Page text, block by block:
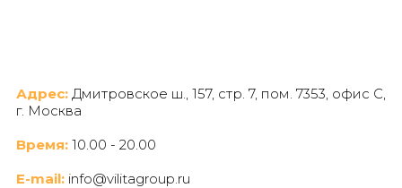
Адрес: Дмитровское ш., 157, стр. 7, пом. 7353, офис C,
г. Москва
Время: 10.00 - 20.00
E-mail: info@vilitagroup.ru